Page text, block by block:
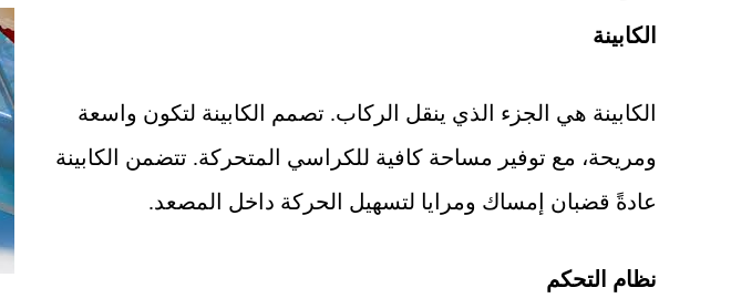
الكابينة
الكابينة هي الجزء الذي ينقل الركاب. تصمم الكابينة لتكون واسعة
ومريحة، مع توفير مساحة كافية للكراسي المتحركة. تتضمن الكابينة
عادةً قضبان إمساك ومرايا لتسهيل الحركة داخل المصعد.
نظام التحكم